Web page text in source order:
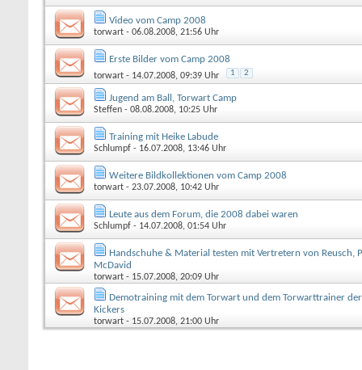
Video vom Camp 2008
torwart - 06.08.2008, 21:56 Uhr
Erste Bilder vom Camp 2008
torwart - 14.07.2008, 09:39 Uhr 1 2
Jugend am Ball, Torwart Camp
Steffen - 08.08.2008, 10:25 Uhr
Training mit Heike Labude
Schlumpf - 16.07.2008, 13:46 Uhr
Weitere Bildkollektionen vom Camp 2008
torwart - 23.07.2008, 10:42 Uhr
Leute aus dem Forum, die 2008 dabei waren
Schlumpf - 14.07.2008, 01:54 Uhr
Handschuhe & Material testen mit Vertretern von Reusch,
McDavid
torwart - 15.07.2008, 20:09 Uhr
Demotraining mit dem Torwart und dem Torwarttrainer
Kickers
torwart - 15.07.2008, 21:00 Uhr